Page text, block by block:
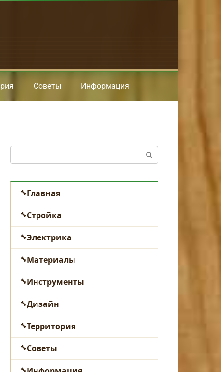
Советы Информация
Главная
Стройка
Электрика
Материалы
Инструменты
Дизайн
Территория
Советы